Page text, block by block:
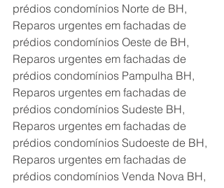
prédios condomínios Norte de BH,
Reparos urgentes em fachadas de
prédios condomínios Oeste de BH,
Reparos urgentes em fachadas de
prédios condomínios Pampulha BH,
Reparos urgentes em fachadas de
prédios condomínios Sudeste BH,
Reparos urgentes em fachadas de
prédios condomínios Sudoeste de BH,
Reparos urgentes em fachadas de
prédios condomínios Venda Nova BH,